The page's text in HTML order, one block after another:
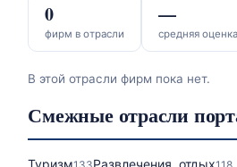
фирм в отрасли
0
средняя оценка
—
В этой отрасли фирм пока нет.
Смежные отрасли
Туризм133Развлечения, отдых118